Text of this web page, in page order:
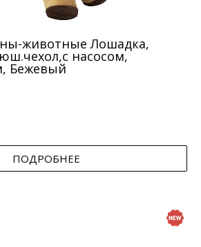
животные Лошадка,
насосом,
Бежевый
ПОДРОБНЕЕ